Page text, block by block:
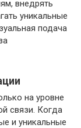
внедрять
уникальные
подача
на уровне
связи. Когда
и уникальные